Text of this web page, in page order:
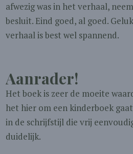
afwezig was in het verhaal,
besluit. Eind goed, al goed.
verhaal is best wel spannend.
Aanrader!
Het boek is zeer de moeite
het hier om een kinderboek
in de schrijfstijl die vrij
duidelijk.